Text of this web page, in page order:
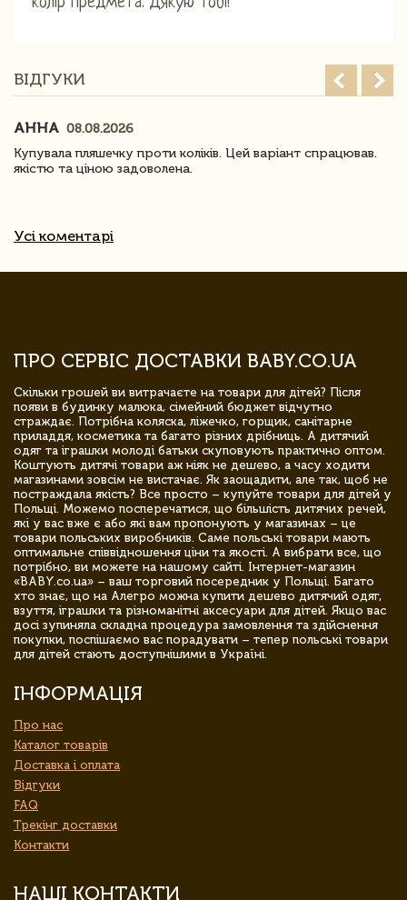
ВІДГУКИ
АННА 08.08.2026
Купувала пляшечку проти коліків. Цей варіант спрацював.
якістю та ціною задоволена.
Усі коментарі
ПРО СЕРВІС ДОСТАВКИ BABY.CO.UA
Скільки грошей ви витрачаєте на товари для дітей? Після
появи в будинку малюка, сімейний бюджет відчутно
страждає. Потрібна коляска, ліжечко, горщик, санітарне
приладдя, косметика та багато різних дрібниць. А дитячий
одяг та іграшки молоді батьки скуповують практично оптом.
Коштують дитячі товари аж ніяк не дешево, а часу ходити
магазинами зовсім не вистачає. Як заощадити, але так, щоб не
постраждала якість? Все просто – купуйте товари для дітей у
Польщі. Можемо посперечатися, що більшість дитячих речей,
які у вас вже є або які вам пропонують у магазинах – це
товари польських виробників. Саме польські товари мають
оптимальне співвідношення ціни та якості. А вибрати все, що
потрібно, ви можете на нашому сайті. Інтернет-магазин
«BABY.co.ua» – ваш торговий посередник у Польщі. Багато
хто знає, що на Алегро можна купити дешево дитячий одяг,
взуття, іграшки та різноманітні аксесуари для дітей. Якщо вас
досі зупиняла складна процедура замовлення та здійснення
покупки, поспішаємо вас порадувати – тепер польські товари
для дітей стають доступнішими в Україні.
ІНФОРМАЦІЯ
Про нас
Каталог товарів
Доставка і оплата
Відгуки
FAQ
Трекінг доставки
Контакти
НАШІ КОНТАКТИ